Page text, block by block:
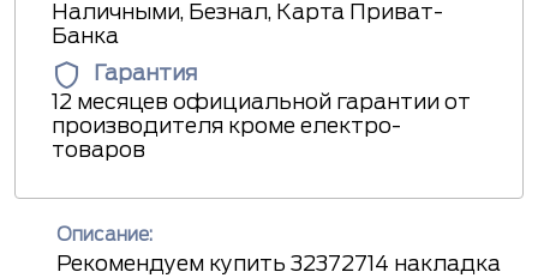
Наличными, Безнал, Карта Приват-
Банка
Гарантия
12 месяцев официальной гарантии от
производителя кроме електро-
товаров
Описание:
Рекомендуем купить 32372714 накладка